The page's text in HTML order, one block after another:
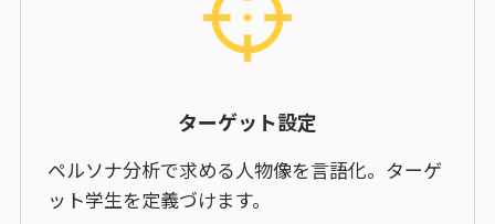
ターゲット設定
ペルソナ分析で求める人物像を言語化。ターゲ
ット学生を定義づけます。